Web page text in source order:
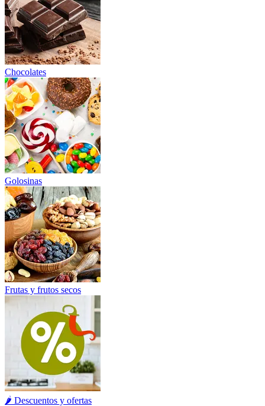
Chocolates
Golosinas
Frutas y frutos secos
🌶️ Descuentos y ofertas